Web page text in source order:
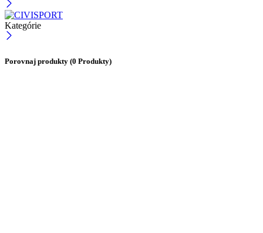
Kategórie
Porovnaj produkty (0 Produkty)